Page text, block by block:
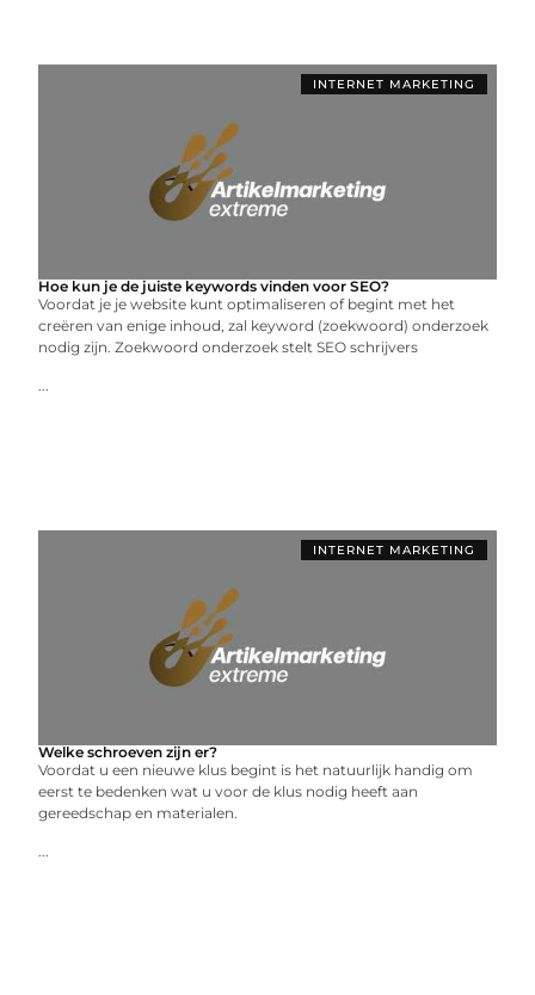
INTERNET MARKETING
Hoe kun je de juiste keywords vinden voor SEO?
Voordat je je website kunt optimaliseren of begint met het
creëren van enige inhoud, zal keyword (zoekwoord) onderzoek
nodig zijn. Zoekwoord onderzoek stelt SEO schrijvers
...
INTERNET MARKETING
Welke schroeven zijn er?
Voordat u een nieuwe klus begint is het natuurlijk handig om
eerst te bedenken wat u voor de klus nodig heeft aan
gereedschap en materialen.
...